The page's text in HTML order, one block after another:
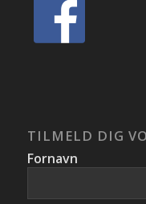
TILMELD DIG
Fornavn